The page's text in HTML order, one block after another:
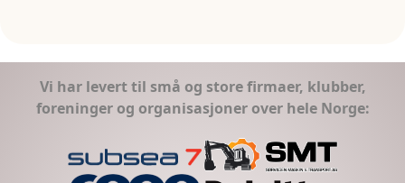
Vi har levert til små og store firmaer, klubber,
foreninger og organisasjoner over hele Norge: